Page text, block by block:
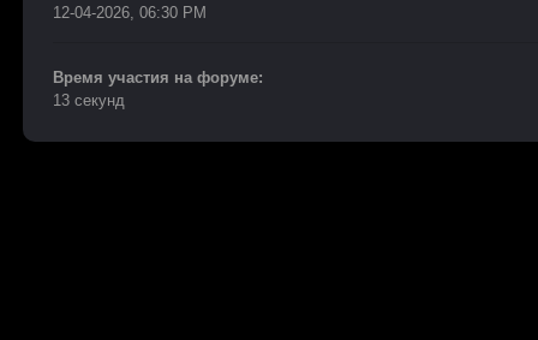
12-04-2026, 06:30 PM
Время участия на форуме:
13 секунд